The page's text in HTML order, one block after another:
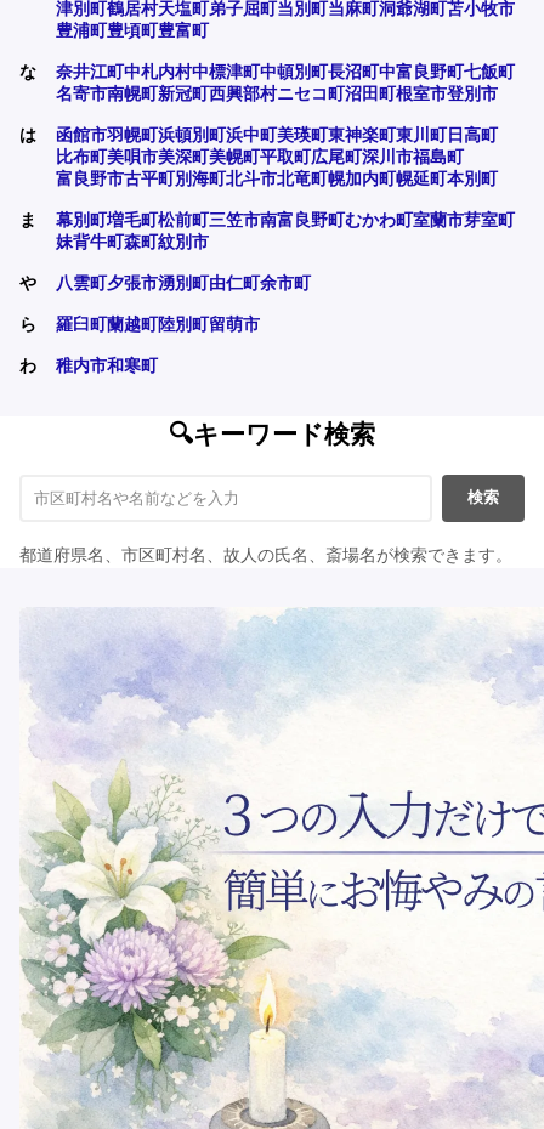
津別町鶴居村天塩町弟子屈町当別町当麻町洞爺湖町苫小牧市
豊浦町豊頃町豊富町
な 奈井江町中札内村中標津町中頓別町長沼町中富良野町七飯町
名寄市南幌町新冠町西興部村ニセコ町沼田町根室市登別市
は 函館市羽幌町浜頓別町浜中町美瑛町東神楽町東川町日高町
比布町美唄市美深町美幌町平取町広尾町深川市福島町
富良野市古平町別海町北斗市北竜町幌加内町幌延町本別町
ま 幕別町増毛町松前町三笠市南富良野町むかわ町室蘭市芽室町
妹背牛町森町紋別市
や 八雲町夕張市湧別町由仁町余市町
ら 羅臼町蘭越町陸別町留萌市
わ 稚内市和寒町
🔍キーワード検索
検索
都道府県名、市区町村名、故人の氏名、斎場名が検索できます。